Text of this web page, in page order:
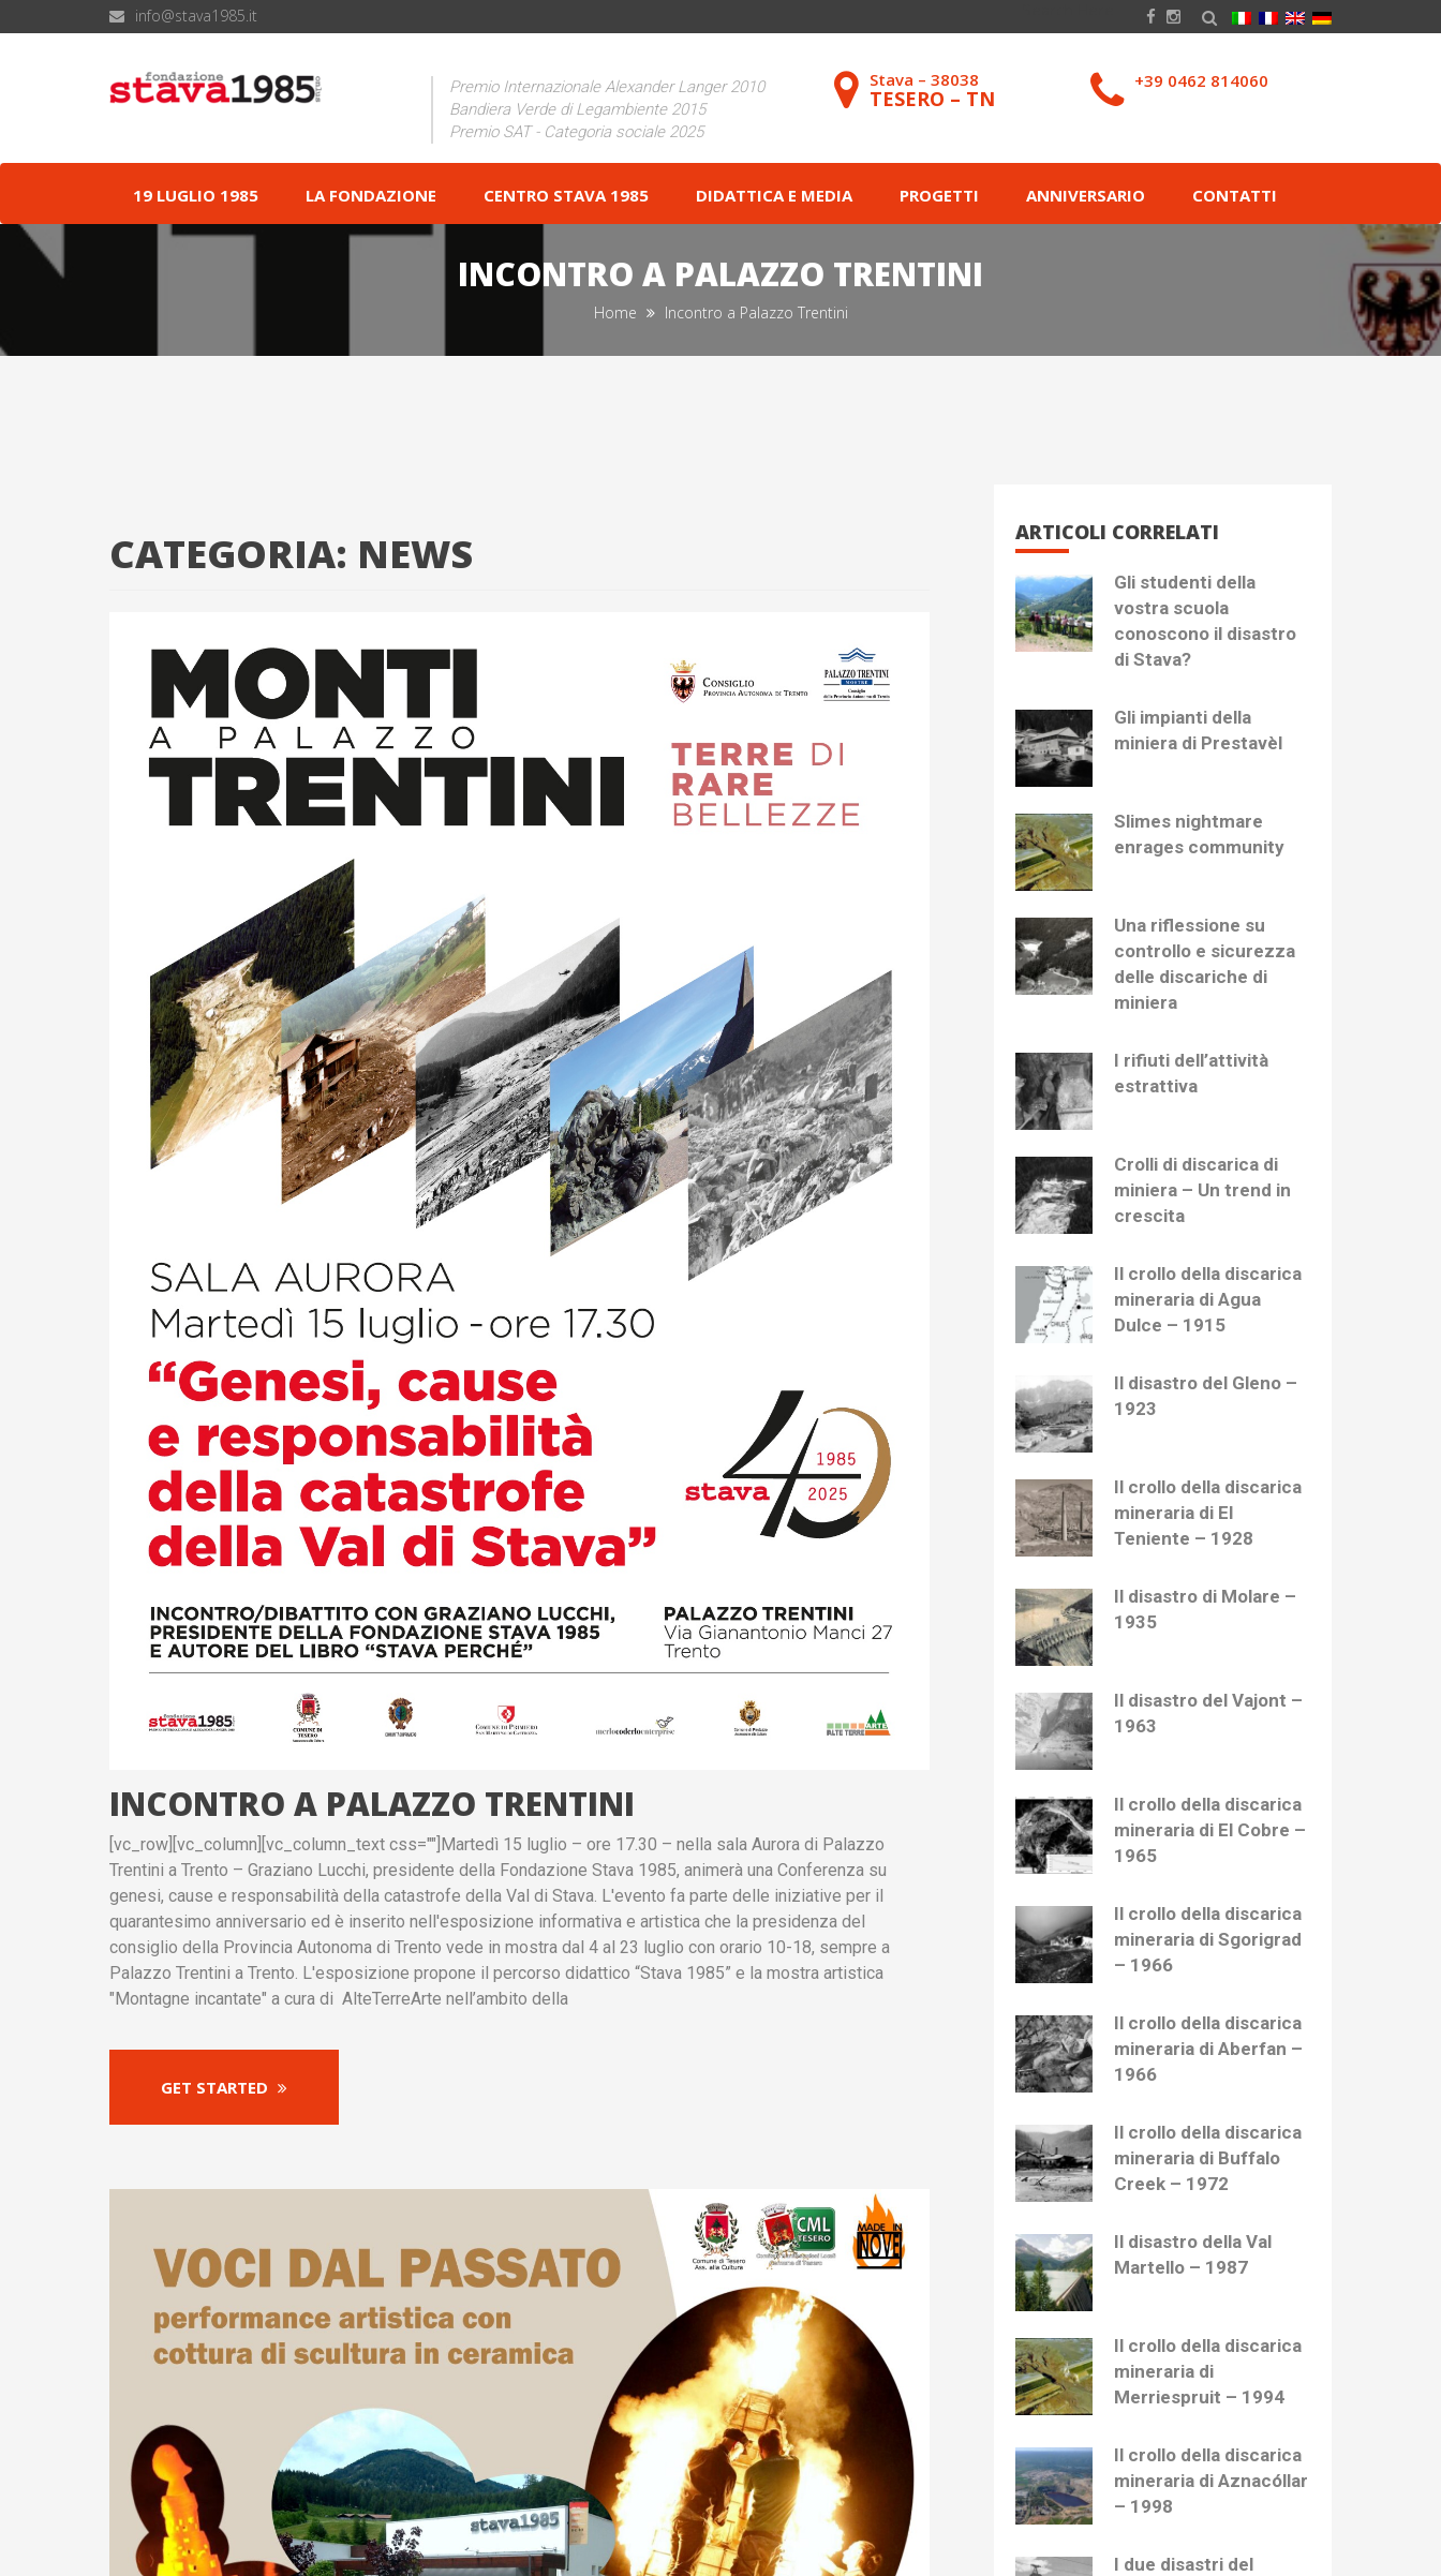
info@stava1985.it
Premio Internazionale Alexander Langer 2010
Bandiera Verde di Legambiente 2015
Premio SAT - Categoria sociale 2025
Stava – 38038
TESERO – TN
+39 0462 814060
19 LUGLIO 1985 LA FONDAZIONE CENTRO STAVA 1985 DIDATTICA E MEDIA PROGETTI ANNIVERSARIO CONTATTI
INCONTRO A PALAZZO TRENTINI
Home Incontro a Palazzo Trentini
CATEGORIA: NEWS
INCONTRO A PALAZZO TRENTINI
[vc_row][vc_column][vc_column_text css=""]Martedì 15 luglio – ore 17.30 – nella sala Aurora di Palazzo
Trentini a Trento – Graziano Lucchi, presidente della Fondazione Stava 1985, animerà una Conferenza su
genesi, cause e responsabilità della catastrofe della Val di Stava. L'evento fa parte delle iniziative per il
quarantesimo anniversario ed è inserito nell'esposizione informativa e artistica che la presidenza del
consiglio della Provincia Autonoma di Trento vede in mostra dal 4 al 23 luglio con orario 10-18, sempre a
Palazzo Trentini a Trento. L'esposizione propone il percorso didattico “Stava 1985” e la mostra artistica
"Montagne incantate" a cura di AlteTerreArte nell’ambito della
GET STARTED
ARTICOLI CORRELATI
Gli studenti della
vostra scuola
conoscono il disastro
di Stava?
Gli impianti della
miniera di Prestavèl
Slimes nightmare
enrages community
Una riflessione su
controllo e sicurezza
delle discariche di
miniera
I rifiuti dell’attività
estrattiva
Crolli di discarica di
miniera – Un trend in
crescita
Il crollo della discarica
mineraria di Agua
Dulce – 1915
Il disastro del Gleno –
1923
Il crollo della discarica
mineraria di El
Teniente – 1928
Il disastro di Molare –
1935
Il disastro del Vajont –
1963
Il crollo della discarica
mineraria di El Cobre –
1965
Il crollo della discarica
mineraria di Sgorigrad
– 1966
Il crollo della discarica
mineraria di Aberfan –
1966
Il crollo della discarica
mineraria di Buffalo
Creek – 1972
Il disastro della Val
Martello – 1987
Il crollo della discarica
mineraria di
Merriespruit – 1994
Il crollo della discarica
mineraria di Aznacóllar
– 1998
I due disastri del